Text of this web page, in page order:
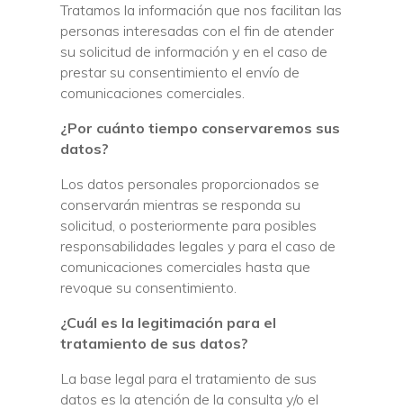
Tratamos la información que nos facilitan las
personas interesadas con el fin de atender
su solicitud de información y en el caso de
prestar su consentimiento el envío de
comunicaciones comerciales.
¿Por cuánto tiempo conservaremos sus
datos?
Los datos personales proporcionados se
conservarán mientras se responda su
solicitud, o posteriormente para posibles
responsabilidades legales y para el caso de
comunicaciones comerciales hasta que
revoque su consentimiento.
¿Cuál es la legitimación para el
tratamiento de sus datos?
La base legal para el tratamiento de sus
datos es la atención de la consulta y/o el